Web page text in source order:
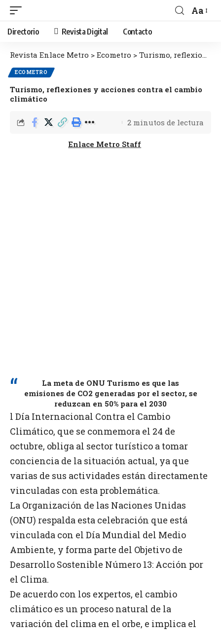
Aa
Directorio Revista Digital Contacto
Revista Enlace Metro > Ecometro > Turismo, reflexiones y acciones contra el cambio climático
ECOMETRO
Turismo, reflexiones y acciones contra el cambio
climático
Enlace Metro Staff
2 minutos de lectura
La meta de ONU Turismo es que las
emisiones de CO2 generadas por el sector, se
reduzcan en 50% para el 2030
l Día Internacional Contra el Cambio
Climático, que se conmemora el 24 de
octubre, obliga al sector turístico a tomar
conciencia de la situación actual, ya que
varias de sus actividades están directamente
vinculadas con esta problemática.
La Organización de las Naciones Unidas
(ONU) respalda esta celebración que está
vinculada con el Día Mundial del Medio
Ambiente, y forma parte del Objetivo de
Desarrollo Sostenible Número 13: Acción por
el Clima.
De acuerdo con los expertos, el cambio
climático es un proceso natural de la
variación del clima en el orbe, e implica el